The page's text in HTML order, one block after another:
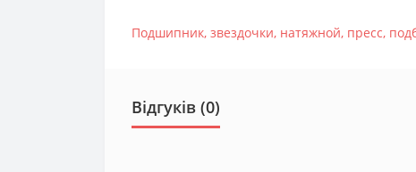
Подшипник, звездочки, натяжной, пресс,
Відгуків (0)